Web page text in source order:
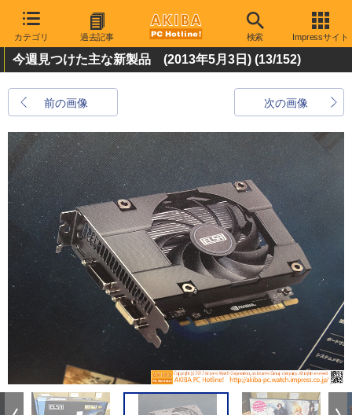
カテゴリ 過去記事 検索 Impressサイト
今週見つけた主な新製品 (2013年5月3日) (13/152)
前の画像 次の画像